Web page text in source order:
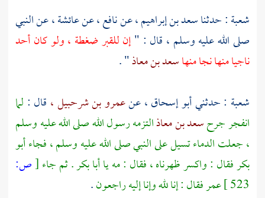
شعبة : حدثناسعد بن إبراهيم ،عننافع ،عنعائشة ،عن النبي
صلى الله عليه وسلم ، قال : "إن للقبر ضغطة ، ولو كان أحد
ناجيا منها نجا منهاسعد بن معاذ" .
شعبة : حدثنيأبو إسحاق ،عنعمرو بن شرحبيل ، قال : لما
انفجر جرحسعد بن معاذالتزمه رسول الله صلى الله عليه وسلم
، جعلت الدماء تسيل على النبي صلى الله عليه وسلم ، فجاءأبو
بكرفقال : واكسر ظهرناه ، فقال : مه ياأبا بكر. ثم جاء[ص:
523 ] عمرفقال : إنا لله وإنا إليه راجعون.